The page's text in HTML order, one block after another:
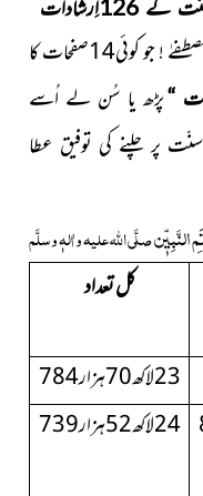
“
پڑھنے / سننے والوں کو یہ دُعا دی : یاربَّ المصطفےٰ ! جو کوئی14صفحات کا
“پڑھ یا سُن لے اُسے
پر چلنے کی توفیق عطا
النَّبِیّٖنصلَّی اللہ علیہ واٰلہٖ وسلَّم
کل تعداد
23لاکھ70ہزار784
24لاکھ52ہزار739